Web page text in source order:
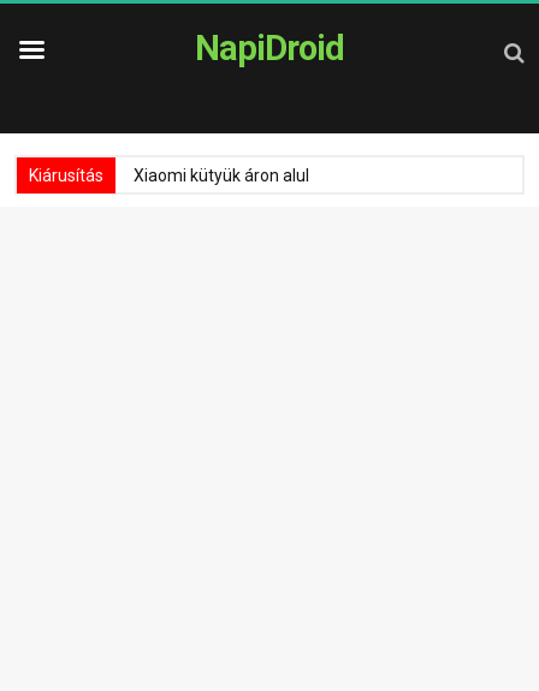
NapiDroid
Kiárusítás Xiaomi kütyük áron alul